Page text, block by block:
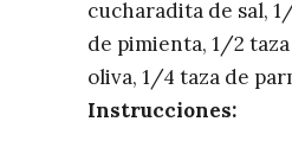
cucharadita de sal,
de pimienta, 1/2
oliva, 1/4 taza de
Instrucciones: